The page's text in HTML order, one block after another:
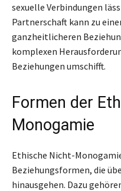
sexuelle Verbindungen
Partnerschaft kann zu
ganzheitlicheren
komplexen
Beziehungen umschifft.
Formen der
Monogamie
Ethische Nicht-
Beziehungsformen, die
hinausgehen. Dazu